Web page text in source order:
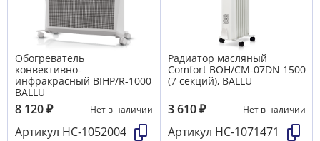
Обогреватель
конвективно-
инфракрасный BIHP/R-1000
BALLU
8 120₽ Нет в наличии
Артикул НС-1052004
Радиатор масляный
Comfort ВОН/CM-07DN 1500
(7 секций), BALLU
3 610₽ Нет в наличии
Артикул НС-1071471